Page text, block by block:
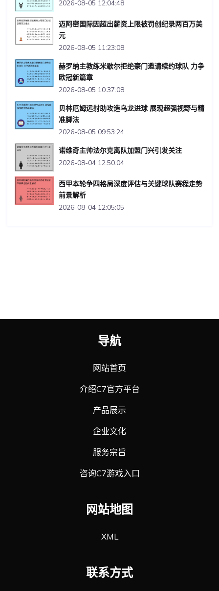
2026-08-05 12:04:48
迈阿密国际因超出薪资上限被罚创纪录两百万美
元
2026-08-05 11:23:08
赫罗纳主教练米歇尔拒绝豪门邀请续约球队 力争
欧冠新篇章
2026-08-05 10:37:08
贝林厄姆远射助攻造乌龙进球 展现超强视野与精
准脚法
2026-08-05 09:53:24
诺维奇主帅法尔克离队加盟门兴引发关注
2026-08-04 12:50:04
西甲本轮争四格局深度评估与关键球队赛程走势
前景解析
2026-08-04 12:05:05
导航
网站首页
介绍C7官方平台
产品展示
企业文化
服务宗旨
咨询C7游戏入口
网站地图
XML
联系方式